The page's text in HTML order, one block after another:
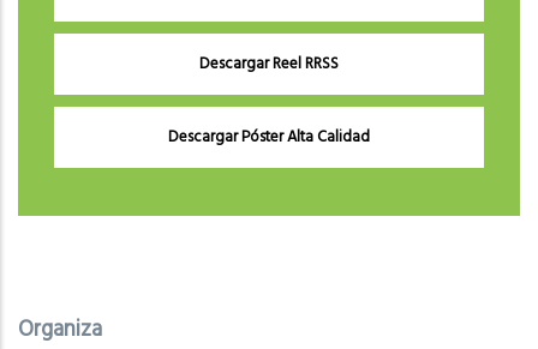
Descargar Reel RRSS
Descargar Póster Alta Calidad
Organiza